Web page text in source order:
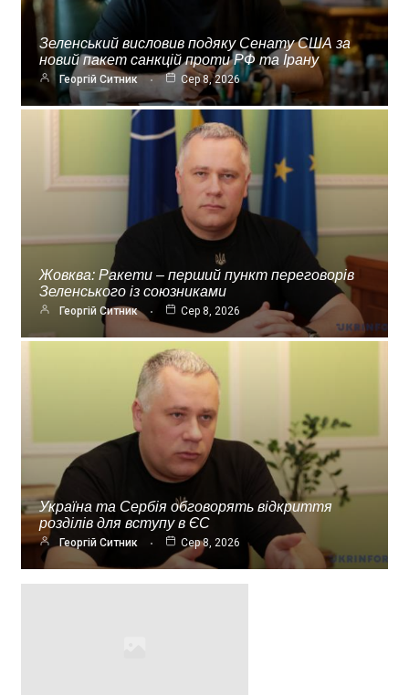
Зеленський висловив подяку Сенату США за
новий пакет санкцій проти РФ та Ірану
Георгій Ситник Сер 8, 2026
Жовква: Ракети – перший пункт переговорів
Зеленського із союзниками
Георгій Ситник Сер 8, 2026
Україна та Сербія обговорять відкриття
розділів для вступу в ЄС
Георгій Ситник Сер 8, 2026